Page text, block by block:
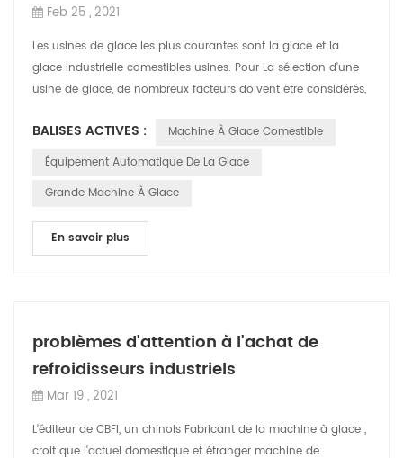
Feb 25 , 2021
Les usines de glace les plus courantes sont la glace et la
glace industrielle comestibles usines. Pour La sélection d'une
usine de glace, de nombreux facteurs doivent être considérés,
BALISES ACTIVES :
Machine À Glace Comestible
Équipement Automatique De La Glace
Grande Machine À Glace
En savoir plus
problèmes d'attention à l'achat de
refroidisseurs industriels
Mar 19 , 2021
L'éditeur de CBFI, un chinois Fabricant de la machine à glace ,
croit que l'actuel domestique et étranger machine de